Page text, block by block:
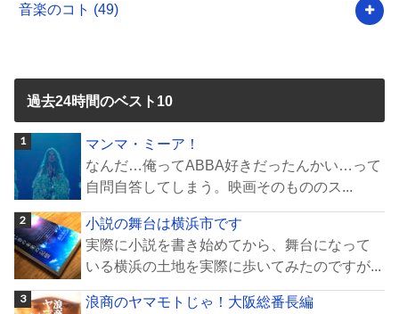
音楽のコト (49)
過去24時間のベスト10
マンマ・ミーア！
なんだ…俺ってABBA好きだったんかい…って
自問自答してしまう。映画そのもののス...
小説の舞台は横浜市です
実際に小説を書き始めてから、舞台になって
いる横浜の土地を実際に歩いてみたのですが...
浪商のヤマモトじゃ！大阪総番長編